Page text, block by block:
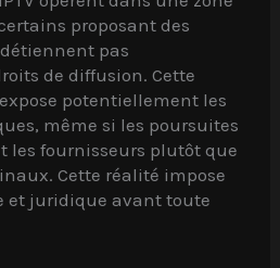
proposant des
pas
de diffusion. Cette
potentiellement les
même si les poursuites
les fournisseurs plutôt que
Cette réalité impose
et juridique avant toute